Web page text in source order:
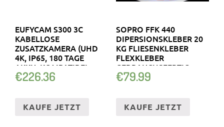
EUFYCAM S300 3C
KABELLOSE
ZUSATZKAMERA (UHD
4K, IP65, 180 TAGE
AKKU, KOMPATIBEL
€226.36
KAUFE JETZT
SOPRO FFK 440
DIPERSIONSKLEBER 20
KG FLIESENKLEBER
FLEXKLEBER
GEBRAUCHSFERTIG
€79.99
KAUFE JETZT